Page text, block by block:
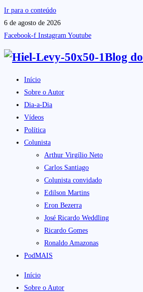
Ir para o conteúdo
6 de agosto de 2026
Facebook-f Instagram Youtube
Blog do
Início
Sobre o Autor
Dia-a-Dia
Vídeos
Política
Colunista
Arthur Virgílio Neto
Carlos Santiago
Colunista convidado
Edilson Martins
Eron Bezerra
José Ricardo Weddling
Ricardo Gomes
Ronaldo Amazonas
PodMAIS
Início
Sobre o Autor